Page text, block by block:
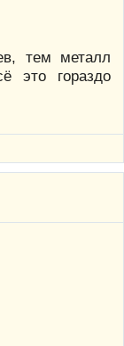
тем металл
это гораздо